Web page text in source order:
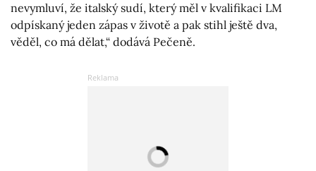
nevymluví, že italský sudí, který měl v kvalifikaci LM
odpískaný jeden zápas v životě a pak stihl ještě dva,
věděl, co má dělat,“ dodává Pečeně.